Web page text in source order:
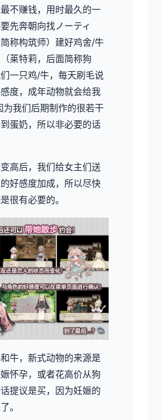
不赚钱，用时最久的一
先奔朝向找ノーティ
简称构筑师）建好鸡舍/牛
莱特莉，后面简称狗
一只鸡/牛，每天刷毛说
度，成年动物就会给我
为我们后期制作的很若干
蛋奶，所以非必要的话
高后，我们给女主们送
好感度加成，所以尽快
很有必要的。
牛，新式动物的来源是
怀孕，或者花高价从狗
提议是买，因为妊娠的
。